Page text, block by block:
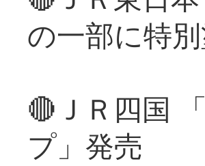
の一部に特
🔴ＪＲ四国
プ」発売